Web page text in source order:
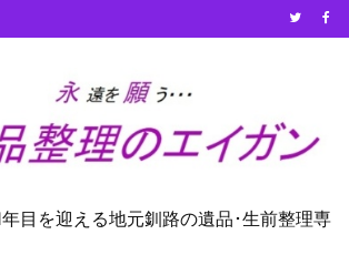
年目を迎える地元釧路の遺品･生前整理専